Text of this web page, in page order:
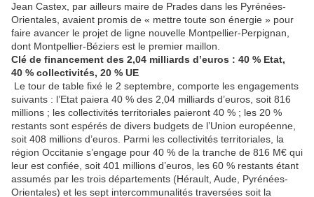
Jean Castex, par ailleurs maire de Prades dans les Pyrénées-
Orientales, avaient promis de « mettre toute son énergie » pour
faire avancer le projet de ligne nouvelle Montpellier-Perpignan,
dont Montpellier-Béziers est le premier maillon.
Clé de financement des 2,04 milliards d’euros : 40 % Etat,
40 % collectivités, 20 % UE
Le tour de table fixé le 2 septembre, comporte les engagements
suivants : l’Etat paiera 40 % des 2,04 milliards d’euros, soit 816
millions ; les collectivités territoriales paieront 40 % ; les 20 %
restants sont espérés de divers budgets de l’Union européenne,
soit 408 millions d’euros. Parmi les collectivités territoriales, la
région Occitanie s’engage pour 40 % de la tranche de 816 M€ qui
leur est confiée, soit 401 millions d’euros, les 60 % restants étant
assumés par les trois départements (Hérault, Aude, Pyrénées-
Orientales) et les sept intercommunalités traversées soit la